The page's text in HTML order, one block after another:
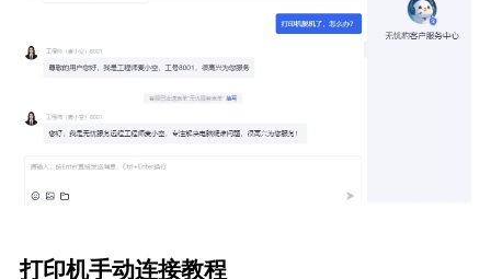
打印机手动连接教程